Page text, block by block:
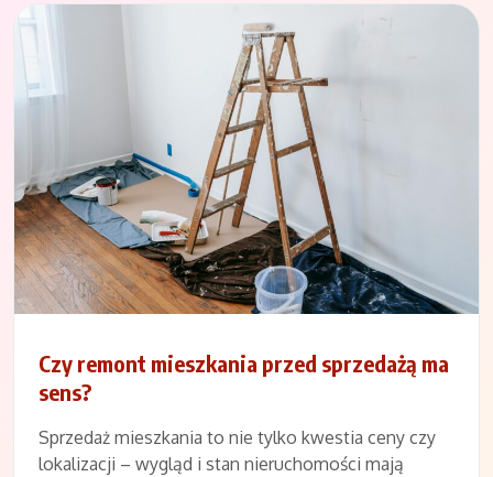
Czy remont mieszkania przed sprzedażą ma
sens?
Sprzedaż mieszkania to nie tylko kwestia ceny czy
lokalizacji – wygląd i stan nieruchomości mają